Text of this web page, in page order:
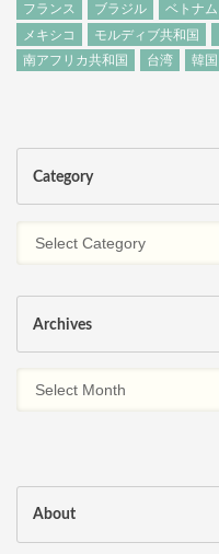
フランス
ブラジル ベトナム
メキシコ
モルディブ共和国
南アフリカ共和国
台湾 韓国
Category
Archives
About